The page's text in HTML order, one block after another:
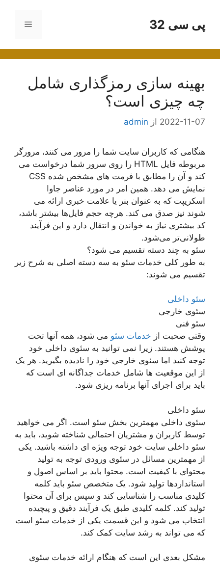
محتواپی سی 32 فهرست
بهینه سازی رمزگذاری شامل
چه چیزی است؟
2022-11-07 از admin
هنگامی که کاربران سایت شما را مرور می کنند، مرورگر
مربوطه فایل HTML را روی سرور شما درخواست می
کند و آن را مطابق با فرمت های مشخص شده CSS
نمایش می دهد. همین امر در مورد عناصر جاوا
اسکریپت که به عنوان بنر یا علامت خبری ارائه می
شوند نیز صدق می کند. هرچه حجم فایل‌ها بیشتر باشد،
کد بیشتری نیاز به خواندن و انتقال دارد و این فرآیند
طولانی‌تر می‌شود.
سئو به چند دسته تقسیم می شود؟
به طور کلی خدمات سئو به سه دسته اصلی به شرح زیر
تقسیم می شوند:
سئو داخلی
سئوی خارجی
سئو فنی
وقتی صحبت از خدمات سئو می شود، همه آنها تحت
پوشش هستند. زیرا نمی توانید به سئوی داخلی خود
توجه کنید اما سئوی خارجی خود را نادیده بگیرید. هر یک
از این موقعیت ها شامل خدمات جداگانه ای است که
باید برای اجرای آنها برنامه ریزی شود.
سئو داخلی
سئوی داخلی مهمترین بخش سئو است. اگر می خواهید
توسط کاربران و مشتریان احتمالی شناخته شوید، باید به
سئو داخلی سایت خود توجه ویژه ای داشته باشید. یکی
از مهمترین مسائل در سئوی ورودی توجه به تولید
محتوای با کیفیت است. محتوا باید بر اساس اصول و
استانداردها تولید شود. یک متخصص سئو باید کلمه
کلیدی مناسب را شناسایی کند و سپس برای آن محتوا
تولید کند. کلمه کلیدی طبق یک فرآیند دقیق و پیچیده
انتخاب می شود و این قسمت یکی از خدمات سئو است
که می تواند به رشد سایت کمک کند.
مشکل بعدی این است که هنگام ارائه خدمات سئوی